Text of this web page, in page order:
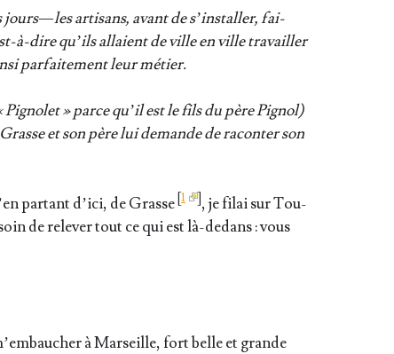
— les arti­sans, avant de s’ins­tal­ler, fai­
à-dire qu’ils allaient de ville en ville tra­vailler
par­fai­te­ment leur métier.
» parce qu’il est le fils du père Pignol)
et son père lui demande de racon­ter son
par­tant d’i­ci, de Grasse[1 ], je filai sur Tou­
de rele­ver tout ce qui est là-dedans : vous
à Mar­seille, fort belle et grande